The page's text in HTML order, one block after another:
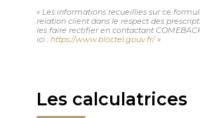
« Les informations recueillies sur ce
relation client dans le respect des
les faire rectifier en contactant
ici : https://www.bloctel.gouv.fr/»
Les calculatrices